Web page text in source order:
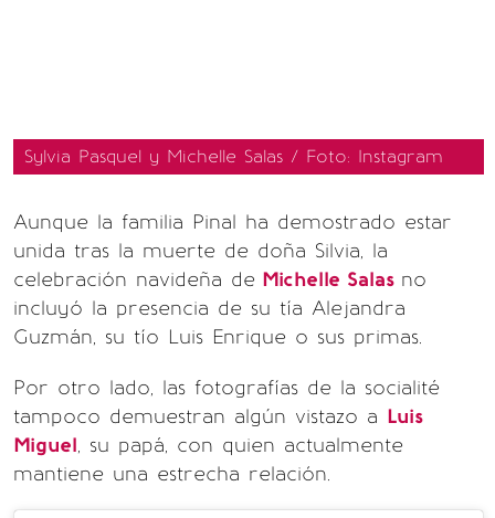
Sylvia Pasquel y Michelle Salas / Foto: Instagram
Aunque la familia Pinal ha demostrado estar
unida tras la muerte de doña Silvia, la
celebración navideña de Michelle Salas no
incluyó la presencia de su tía Alejandra
Guzmán, su tío Luis Enrique o sus primas.
Por otro lado, las fotografías de la socialité
tampoco demuestran algún vistazo a Luis
Miguel, su papá, con quien actualmente
mantiene una estrecha relación.